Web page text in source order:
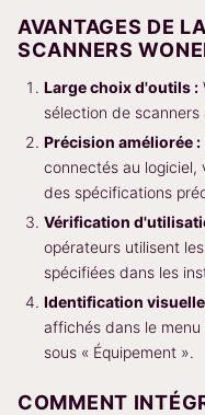
AVANTAGES DE
SCANNERS
Large choix d'outils :
sélection de scanners
Précision améliorée :
connectés au logiciel,
des spécifications
Vérification
opérateurs utilisent
spécifiées dans les
Identification
affichés dans le
sous « Équipement ».
COMMENT